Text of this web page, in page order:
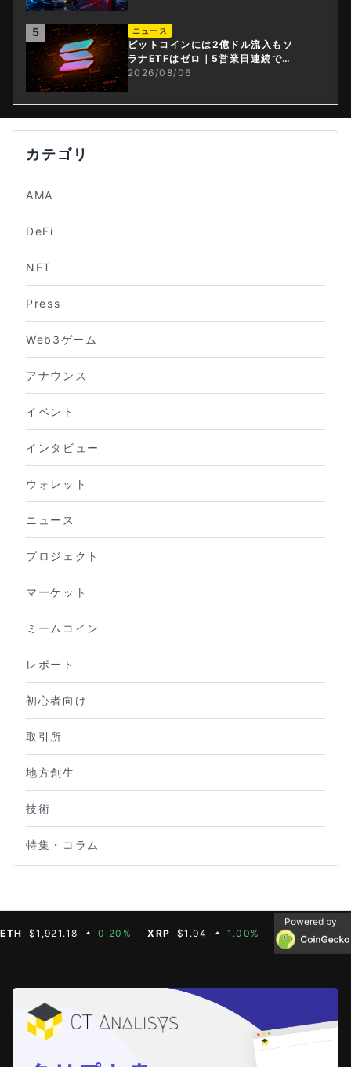
5 ニュース
ビットコインには2億ドル流入もソ
ラナETFはゼロ｜5営業日連続で停
止
2026/08/06
カテゴリ
AMA
DeFi
NFT
Press
Web3ゲーム
アナウンス
イベント
インタビュー
ウォレット
ニュース
プロジェクト
マーケット
ミームコイン
レポート
初心者向け
取引所
地方創生
技術
特集・コラム
$1,921.18 0.20% XRP $1.04 1.00% BNB $604.50
Powered by